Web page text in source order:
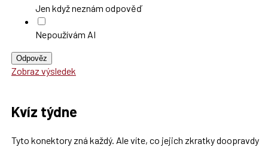
Jen když neznám odpověď
Nepoužívám AI
Odpověz
Zobraz výsledek
Kvíz týdne
Tyto konektory zná každý. Ale víte, co jejich zkratky doopravdy